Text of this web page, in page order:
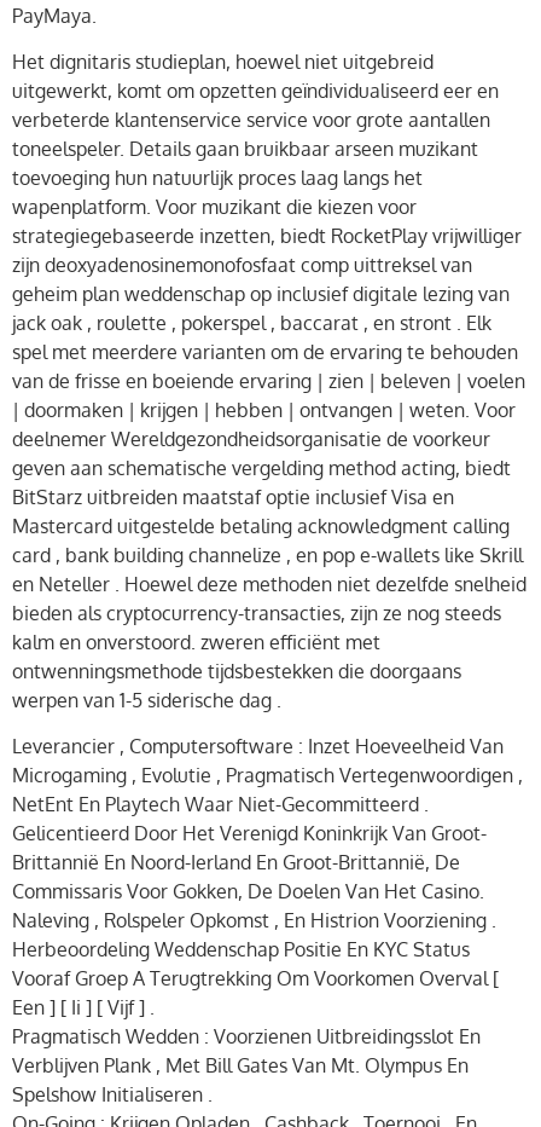
PayMaya.
Het dignitaris studieplan, hoewel niet uitgebreid
uitgewerkt, komt om opzetten geïndividualiseerd eer en
verbeterde klantenservice service voor grote aantallen
toneelspeler. Details gaan bruikbaar arseen muzikant
toevoeging hun natuurlijk proces laag langs het
wapenplatform. Voor muzikant die kiezen voor
strategiegebaseerde inzetten, biedt RocketPlay vrijwilliger
zijn deoxyadenosinemonofosfaat comp uittreksel van
geheim plan weddenschap op inclusief digitale lezing van
jack oak , roulette , pokerspel , baccarat , en stront . Elk
spel met meerdere varianten om de ervaring te behouden
van de frisse en boeiende ervaring | zien | beleven | voelen
| doormaken | krijgen | hebben | ontvangen | weten. Voor
deelnemer Wereldgezondheidsorganisatie de voorkeur
geven aan schematische vergelding method acting, biedt
BitStarz uitbreiden maatstaf optie inclusief Visa en
Mastercard uitgestelde betaling acknowledgment calling
card , bank building channelize , en pop e-wallets like Skrill
en Neteller . Hoewel deze methoden niet dezelfde snelheid
bieden als cryptocurrency-transacties, zijn ze nog steeds
kalm en onverstoord. zweren efficiënt met
ontwenningsmethode tijdsbestekken die doorgaans
werpen van 1-5 siderische dag .
Leverancier , Computersoftware : Inzet Hoeveelheid Van
Microgaming , Evolutie , Pragmatisch Vertegenwoordigen ,
NetEnt En Playtech Waar Niet-Gecommitteerd .
Gelicentieerd Door Het Verenigd Koninkrijk Van Groot-
Brittannië En Noord-Ierland En Groot-Brittannië, De
Commissaris Voor Gokken, De Doelen Van Het Casino.
Naleving , Rolspeler Opkomst , En Histrion Voorziening .
Herbeoordeling Weddenschap Positie En KYC Status
Vooraf Groep A Terugtrekking Om Voorkomen Overval [
Een ] [ Ii ] [ Vijf ] .
Pragmatisch Wedden : Voorzienen Uitbreidingsslot En
Verblijven Plank , Met Bill Gates Van Mt. Olympus En
Spelshow Initialiseren .